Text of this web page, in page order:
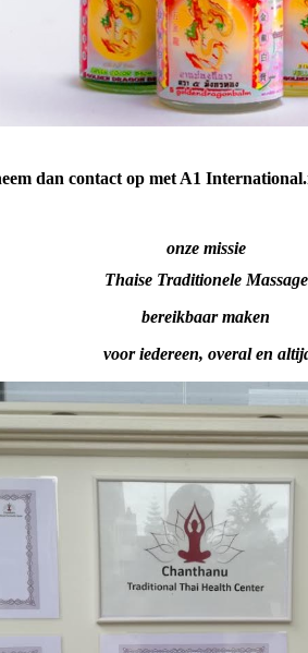
dan contact op met A1
onze missie
Thaise Traditionele Massage
bereikbaar maken
voor iedereen, overal en